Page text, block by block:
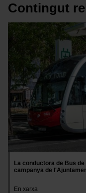
Contingut
Imatge
La conductora de Bus
campanya de
En xarxa